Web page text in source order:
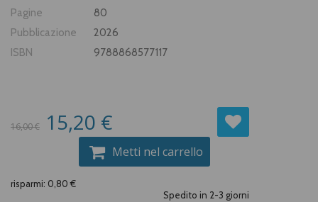
Pagine
80
Pubblicazione
2026
ISBN
9788868577117
16,00 € 15,20 €
Metti nel carrello
risparmi: 0,80 €
Spedito in 2-3 giorni